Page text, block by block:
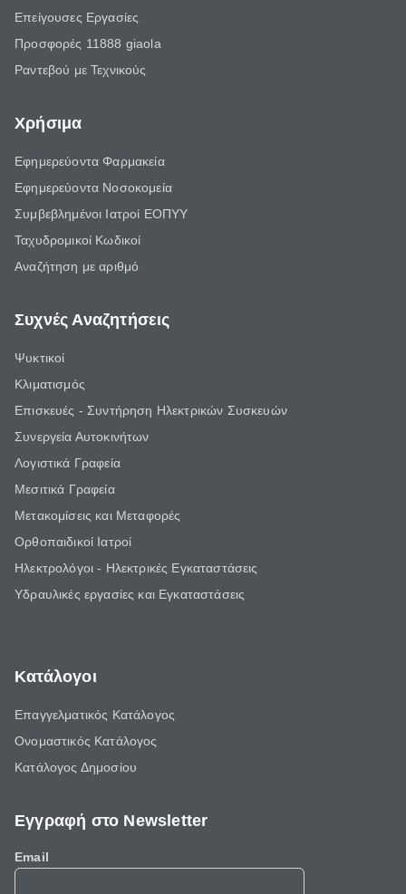
Επείγουσες Εργασίες
Προσφορές 11888 giaola
Ραντεβού με Τεχνικούς
Χρήσιμα
Εφημερεύοντα Φαρμακεία
Εφημερεύοντα Νοσοκομεία
Συμβεβλημένοι Ιατροί ΕΟΠΥΥ
Ταχυδρομικοί Κωδικοί
Αναζήτηση με αριθμό
Συχνές Αναζητήσεις
Ψυκτικοί
Κλιματισμός
Επισκευές - Συντήρηση Ηλεκτρικών Συσκευών
Συνεργεία Αυτοκινήτων
Λογιστικά Γραφεία
Μεσιτικά Γραφεία
Μετακομίσεις και Μεταφορές
Ορθοπαιδικοί Ιατροί
Ηλεκτρολόγοι - Ηλεκτρικές Εγκαταστάσεις
Υδραυλικές εργασίες και Εγκαταστάσεις
Κατάλογοι
Επαγγελματικός Κατάλογος
Ονομαστικός Κατάλογος
Κατάλογος Δημοσίου
Εγγραφή στο Newsletter
Email